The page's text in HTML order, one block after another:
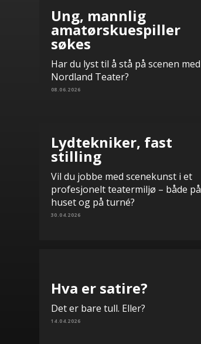
Ung, mannlig
amatørskuespiller
søkes
Har du lyst til å stå på scenen med
Nordland Teater?
08.06.2026
Lydtekniker, fast
stilling
Vil du jobbe med scenekunst i et
profesjonelt teatermiljø – både på
huset og på turné?
30.04.2026
Hva er satire?
Det er bare tull. Eller?
14.04.2026